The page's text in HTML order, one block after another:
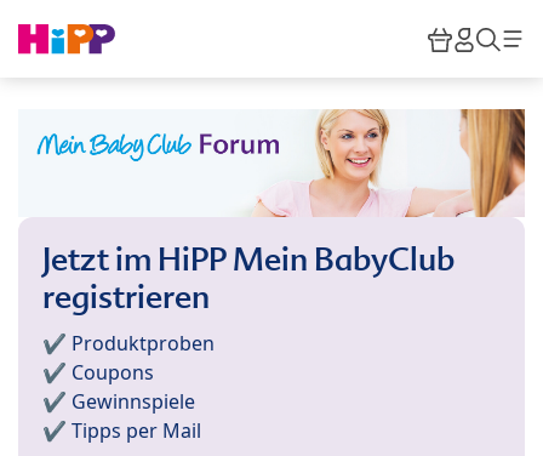
HiPP
Jetzt im HiPP Mein BabyClub
registrieren
✔️ Produktproben
✔️ Coupons
✔️ Gewinnspiele
✔️ Tipps per Mail